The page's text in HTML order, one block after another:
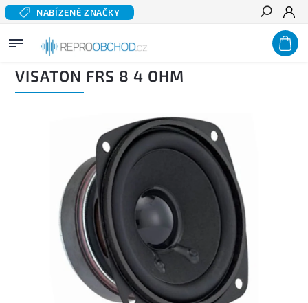
NABÍZENÉ ZNAČKY
Hledat
Domů/ Domácí audio/Komponentní reproduktory hi-fi Širokopásmové reproduktory
VISATON FRS 8 4 OHM
VISATON FRS 8 4 OHM